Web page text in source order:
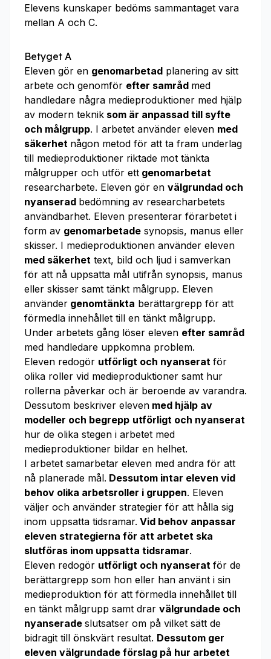
Elevens kunskaper bedöms sammantaget vara
mellan A och C.
Betyget A
Eleven gör en genomarbetad planering av sitt
arbete och genomför efter samråd med
handledare några medieproduktioner med hjälp
av modern teknik som är anpassad till syfte
och målgrupp. I arbetet använder eleven med
säkerhet någon metod för att ta fram underlag
till medieproduktioner riktade mot tänkta
målgrupper och utför ett genomarbetat
researcharbete. Eleven gör en välgrundad och
nyanserad bedömning av researcharbetets
användbarhet. Eleven presenterar förarbetet i
form av genomarbetade synopsis, manus eller
skisser. I medieproduktionen använder eleven
med säkerhet text, bild och ljud i samverkan
för att nå uppsatta mål utifrån synopsis, manus
eller skisser samt tänkt målgrupp. Eleven
använder genomtänkta berättargrepp för att
förmedla innehållet till en tänkt målgrupp.
Under arbetets gång löser eleven efter samråd
med handledare uppkomna problem.
Eleven redogör utförligt och nyanserat för
olika roller vid medieproduktioner samt hur
rollerna påverkar och är beroende av varandra.
Dessutom beskriver eleven med hjälp av
modeller och begrepp utförligt och nyanserat
hur de olika stegen i arbetet med
medieproduktioner bildar en helhet.
I arbetet samarbetar eleven med andra för att
nå planerade mål. Dessutom intar eleven vid
behov olika arbetsroller i gruppen. Eleven
väljer och använder strategier för att hålla sig
inom uppsatta tidsramar. Vid behov anpassar
eleven strategierna för att arbetet ska
slutföras inom uppsatta tidsramar.
Eleven redogör utförligt och nyanserat för de
berättargrepp som hon eller han använt i sin
medieproduktion för att förmedla innehållet till
en tänkt målgrupp samt drar välgrundade och
nyanserade slutsatser om på vilket sätt de
bidragit till önskvärt resultat. Dessutom ger
eleven välgrundade förslag på hur arbetet